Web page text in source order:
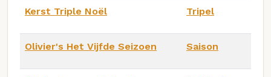
Kerst Triple Noël Tripel
Olivier's Het Vijfde Seizoen Saison